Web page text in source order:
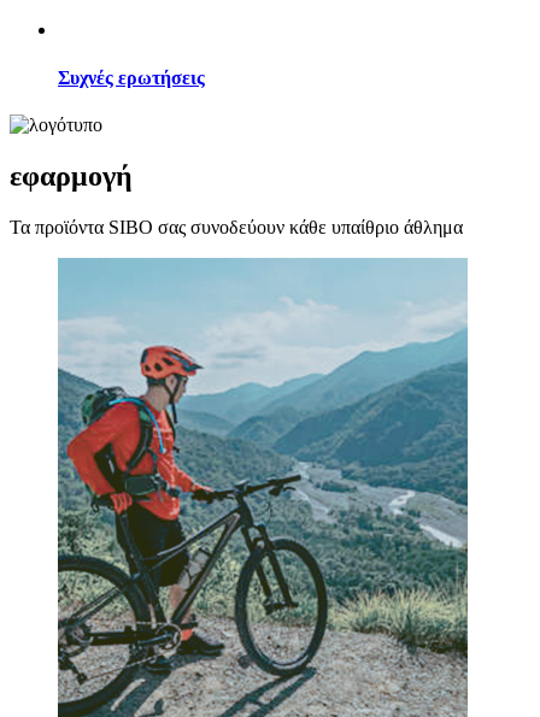
Συχνές ερωτήσεις
εφαρμογή
Τα προϊόντα SIBO σας συνοδεύουν κάθε υπαίθριο άθλημα